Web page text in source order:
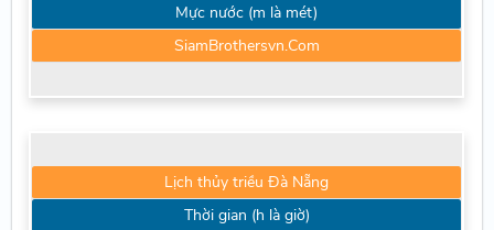
Mực nước (m là mét)
SiamBrothersvn.Com
Lịch thủy triều Đà Nẵng
Thời gian (h là giờ)